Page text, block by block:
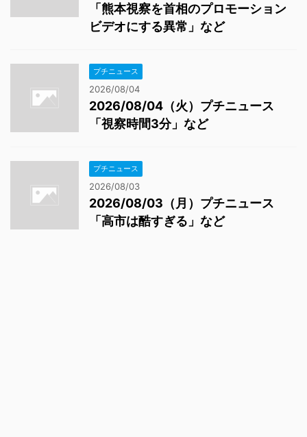
「熊本視察を首相のプロモーション
ビデオにする異常」など
プチニュース
2026/08/04
2026/08/04（火）プチニュース
「視察時間3分」など
プチニュース
2026/08/03
2026/08/03（月）プチニュース
「高市は酷すぎる」など